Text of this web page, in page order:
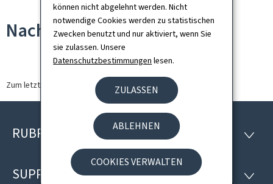
können nicht abgelehnt werden. Nicht
notwendige Cookies werden zu statistischen
Zwecken benutzt und nur aktiviert, wenn Sie
sie zulassen. Unsere
Datenschutzbestimmungen lesen.
ZULASSEN
ABLEHNEN
COOKIES VERWALTEN
Nachrichten
Zum letzten Mal aktualisiert am12.09.2024
Footer
RUBRIKEN
SUPPORT